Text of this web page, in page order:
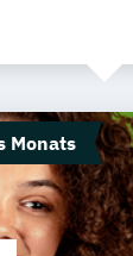
Monats